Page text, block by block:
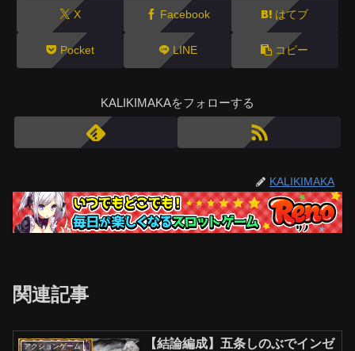
X Facebook はてブ
Pocket LINE コピー
KALIKIMAKAをフォローする
KALIKIMAKA
関連記事
アクションゲーム
【結論編成】五条しのぶでインゼ